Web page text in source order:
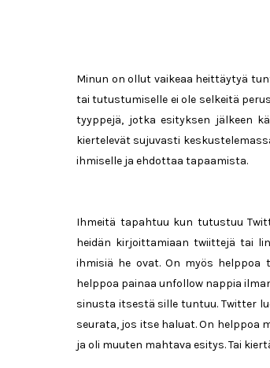
Minun on ollut vaikeaa heittäytyä
tai tutustumiselle ei ole selkeitä
tyyppejä, jotka esityksen jälkeen
kiertelevät sujuvasti
ihmiselle ja ehdottaa tapaamista.
Ihmeitä tapahtuu kun tutustuu
heidän kirjoittamiaan twiittejä tai
ihmisiä he ovat. On myös
helppoa painaa unfollow nappia
sinusta itsestä sille tuntuu. Twitter
seurata, jos itse haluat. On helppoa
ja oli muuten mahtava esitys. Tai